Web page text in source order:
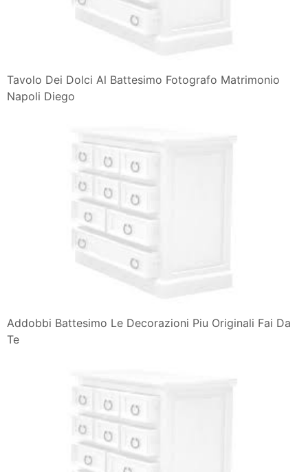
Tavolo Dei Dolci Al Battesimo Fotografo Matrimonio
Napoli Diego
Addobbi Battesimo Le Decorazioni Piu Originali Fai Da
Te